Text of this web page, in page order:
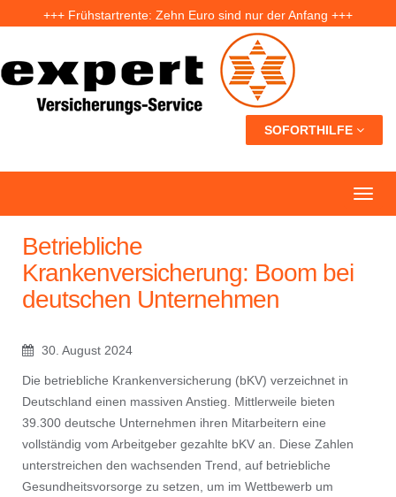
+++ Frühstartrente: Zehn Euro sind nur der Anfang +++
SOFORTHILFE
Betriebliche
Krankenversicherung: Boom bei
deutschen Unternehmen
30. August 2024
Die betriebliche Krankenversicherung (bKV) verzeichnet in
Deutschland einen massiven Anstieg. Mittlerweile bieten
39.300 deutsche Unternehmen ihren Mitarbeitern eine
vollständig vom Arbeitgeber gezahlte bKV an. Diese Zahlen
unterstreichen den wachsenden Trend, auf betriebliche
Gesundheitsvorsorge zu setzen, um im Wettbewerb um